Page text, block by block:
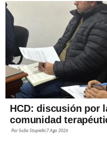
HCD: discusión por
comunidad
PorSofía Stupiello 7 Ago 2026